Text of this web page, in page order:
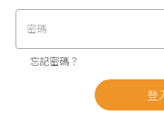
密碼
忘記密碼？
登